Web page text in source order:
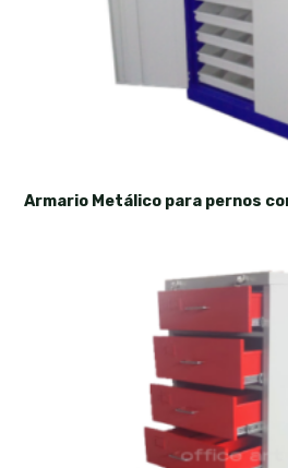
Armario Metálico para pernos